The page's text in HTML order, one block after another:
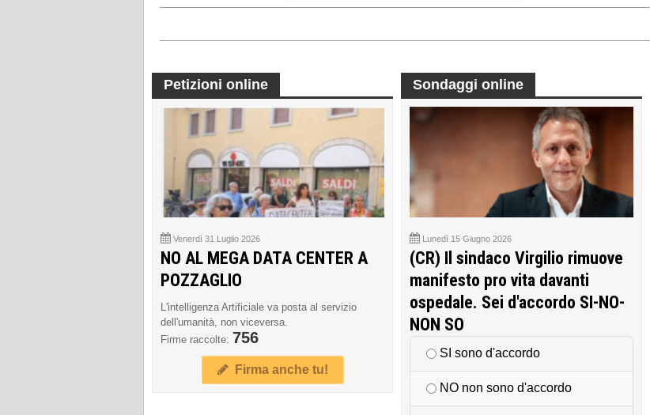
Petizioni online
Venerdì 31 Luglio 2026
NO AL MEGA DATA CENTER A
POZZAGLIO
L'intelligenza Artificiale va posta al servizio
dell'umanità, non viceversa.
Firme raccolte: 756
Firma anche tu!
Sondaggi online
Lunedì 15 Giugno 2026
(CR) Il sindaco Virgilio rimuove
manifesto pro vita davanti
ospedale. Sei d'accordo SI-NO-
NON SO
SI sono d'accordo
NO non sono d'accordo